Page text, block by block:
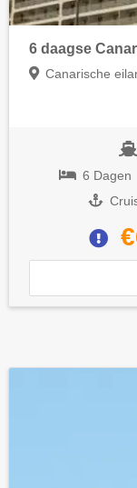
Canarische
6 Dagen